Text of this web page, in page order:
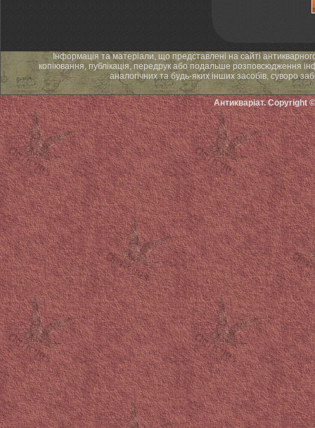
Інформація та матеріали, що представлені на сайті
копіювання, публікація, передрук або подальше розповсюдження
аналогічних та будь-яких інших засобів, суворо
Антикваріат. Copyright